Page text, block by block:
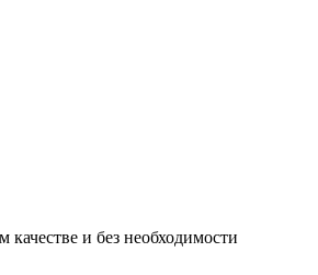
и без необходимости